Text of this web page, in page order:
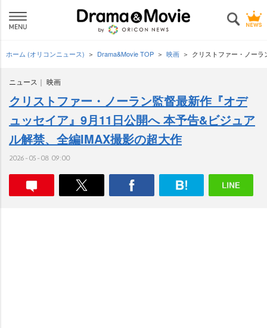
ホーム (オリコンニュース) Drama&Movie TOP 映画 クリストファー・ノー
ニュース 映画
クリストファー・ノーラン監督最新作『オデ
ュッセイア』9月11日公開へ 本予告&ビジュア
ル解禁、全編IMAX撮影の超大作
2026-05-08 09:00